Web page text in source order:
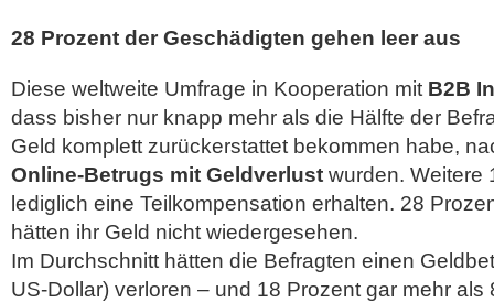
28 Prozent der Geschädigten gehen leer aus
Diese weltweite Umfrage in Kooperation mit B2B
dass bisher nur knapp mehr als die Hälfte der
Geld komplett zurückerstattet bekommen habe,
Online-Betrugs mit Geldverlust wurden. Weitere
lediglich eine Teilkompensation erhalten. 28
hätten ihr Geld nicht wiedergesehen.
Im Durchschnitt hätten die Befragten einen
US-Dollar) verloren – und 18 Prozent gar mehr als